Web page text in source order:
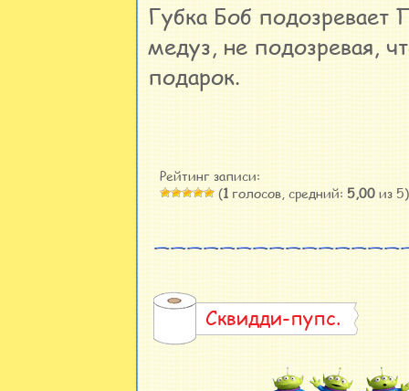
Губка Боб подозревает
медуз, не подозревая,
подарок.
Рейтинг записи:
(1голосов, средний: 5,00из 5)
Сквидди-пупс.